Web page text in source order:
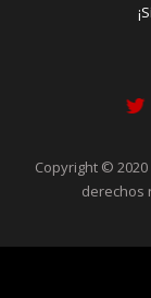
Copyright ©
derechos